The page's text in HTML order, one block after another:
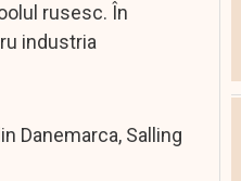
rusesc. În
industria
Danemarca, Salling